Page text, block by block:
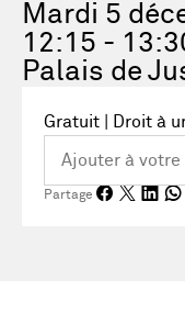
Mardi 5
12:15 -
Palais de
Gratuit | Droit à
Partage